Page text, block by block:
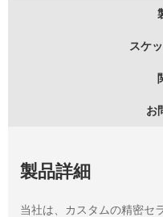
スケ
お
製品詳細
当社は、カスタムの精密セ